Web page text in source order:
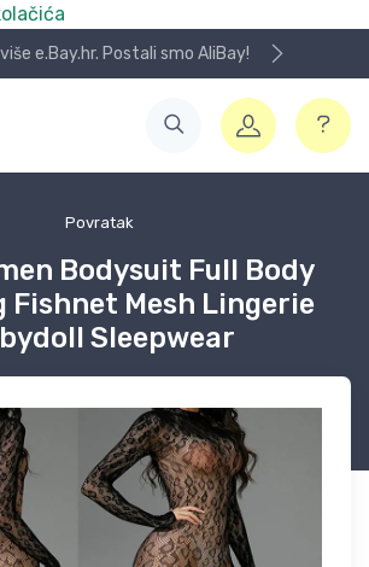
e.Bay.hr. Postali smo AliBay!
Povratak
Bodysuit Full Body
Fishnet Mesh Lingerie
Sleepwear